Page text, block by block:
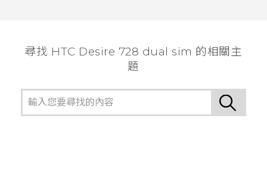
尋找 HTC Desire 728 dual sim 的相關主
題